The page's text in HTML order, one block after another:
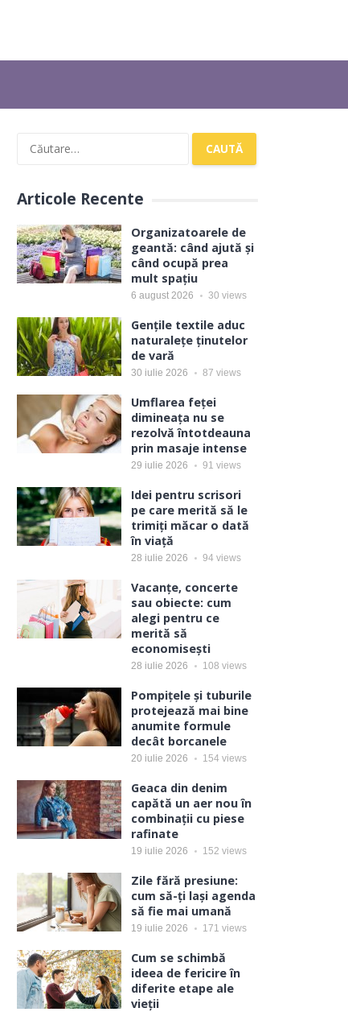
Caută
Articole Recente
Organizatoarele de
geantă: când ajută și
când ocupă prea
mult spațiu
6 august 2026 30 views
Gențile textile aduc
naturalețe ținutelor
de vară
30 iulie 2026 87 views
Umflarea feței
dimineața nu se
rezolvă întotdeauna
prin masaje intense
29 iulie 2026 91 views
Idei pentru scrisori
pe care merită să le
trimiți măcar o dată
în viață
28 iulie 2026 94 views
Vacanțe, concerte
sau obiecte: cum
alegi pentru ce
merită să
economisești
28 iulie 2026 108 views
Pompițele și tuburile
protejează mai bine
anumite formule
decât borcanele
20 iulie 2026 154 views
Geaca din denim
capătă un aer nou în
combinații cu piese
rafinate
19 iulie 2026 152 views
Zile fără presiune:
cum să-ți lași agenda
să fie mai umană
19 iulie 2026 171 views
Cum se schimbă
ideea de fericire în
diferite etape ale
vieții